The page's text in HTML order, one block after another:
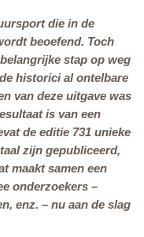
die in de
beoefend. Toch
stap op weg
historici al ontelbare
van deze uitgave was
is van een
de editie 731 unieke
zijn gepubliceerd,
maakt samen een
onderzoekers –
enz. – nu aan de slag